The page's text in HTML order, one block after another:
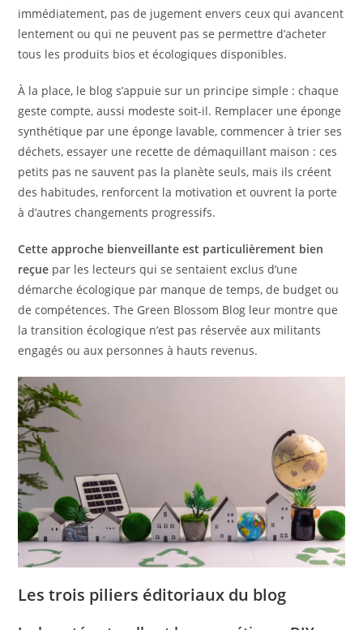
immédiatement, pas de jugement envers ceux qui avancent
lentement ou qui ne peuvent pas se permettre d’acheter
tous les produits bios et écologiques disponibles.
À la place, le blog s’appuie sur un principe simple : chaque
geste compte, aussi modeste soit-il. Remplacer une éponge
synthétique par une éponge lavable, commencer à trier ses
déchets, essayer une recette de démaquillant maison : ces
petits pas ne sauvent pas la planète seuls, mais ils créent
des habitudes, renforcent la motivation et ouvrent la porte
à d’autres changements progressifs.
Cette approche bienveillante est particulièrement bien
reçue par les lecteurs qui se sentaient exclus d’une
démarche écologique par manque de temps, de budget ou
de compétences. The Green Blossom Blog leur montre que
la transition écologique n’est pas réservée aux militants
engagés ou aux personnes à hauts revenus.
Les trois piliers éditoriaux du blog